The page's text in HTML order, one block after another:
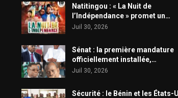
​Natitingou : « La Nuit de
l’Indépendance » promet un…
Juil 30, 2026
Sénat : la première mandature
officiellement installée,…
Juil 30, 2026
Sécurité : le Bénin et les États-